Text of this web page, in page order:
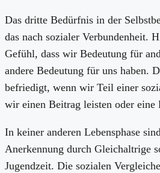
Das dritte Bedürfnis in der
das nach sozialer Verbundenheit.
Gefühl, dass wir Bedeutung für
andere Bedeutung für uns haben.
befriedigt, wenn wir Teil einer
wir einen Beitrag leisten oder eine
In keiner anderen Lebensphase
Anerkennung durch Gleichaltrige
Jugendzeit. Die sozialen